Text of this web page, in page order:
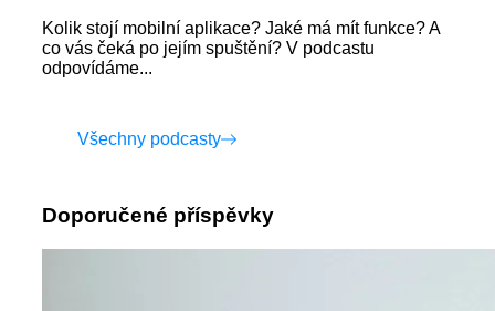
Kolik stojí mobilní aplikace? Jaké má mít funkce? A
co vás čeká po jejím spuštění? V podcastu
odpovídáme...
Všechny podcasty
Doporučené příspěvky